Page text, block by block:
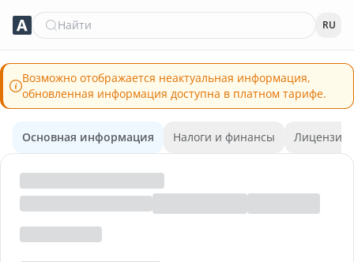
Найти RU
Возможно отображается неактуальная информация,
обновленная информация доступна в платном тарифе.
Основная информация Налоги и финансы Лицензии